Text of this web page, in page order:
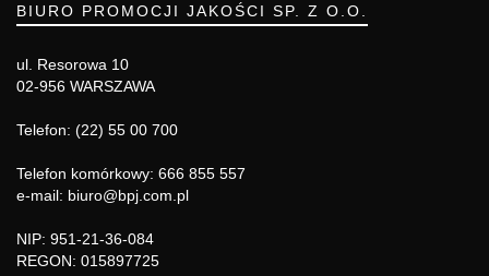
BIURO PROMOCJI JAKOŚCI SP. Z O.O.
ul. Resorowa 10
02-956 WARSZAWA
Telefon: (22) 55 00 700
Telefon komórkowy: 666 855 557
e-mail: biuro@bpj.com.pl
NIP: 951-21-36-084
REGON: 015897725